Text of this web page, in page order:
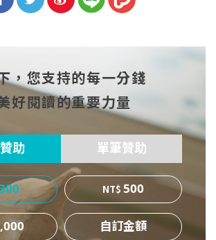
witt
er
博
，您支持的每一分錢
好閱讀的重要力量
助 單筆贊助
500